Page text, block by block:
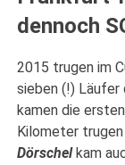
dennoch
2015 trugen im
sieben (!) Läufer
kamen die
Kilometer
Dörschelkam